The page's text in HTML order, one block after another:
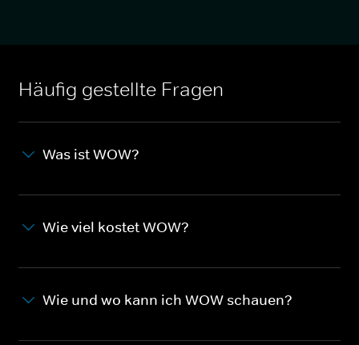
Häufig gestellte Fragen
Was ist WOW?
Wie viel kostet WOW?
Wie und wo kann ich WOW schauen?